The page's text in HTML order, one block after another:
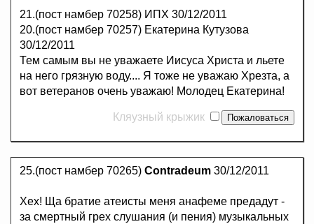
21.(пост намбер 70258) ИПХ 30/12/2011
20.(пост намбер 70257) Екатерина Кутузова
30/12/2011
Тем самым вы не уважаете Иисуса Христа и льете
на него грязную воду.... Я тоже не уважаю Хрезта, а
вот ветеранов очень уважаю! Молодец Екатерина!
Кляузный крыжик
25.(пост намбер 70265) Contradeum 30/12/2011
Хех! Ща братие атеисты меня анафеме предадут -
за смертный грех слушания (и пения) музыкальных